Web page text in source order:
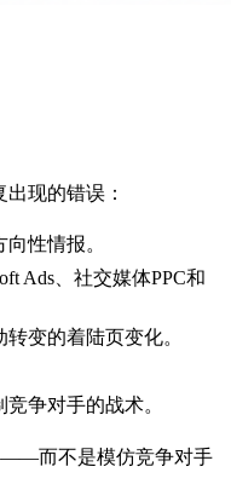
现的错误：
性情报。
Ads、社交媒体PPC和
变的着陆页变化。
争对手的战术。
——而不是模仿竞争对手